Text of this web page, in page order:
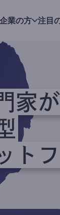
企業の方 注目
家
ト